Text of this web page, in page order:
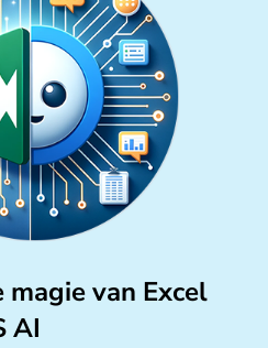
van Excel
AI